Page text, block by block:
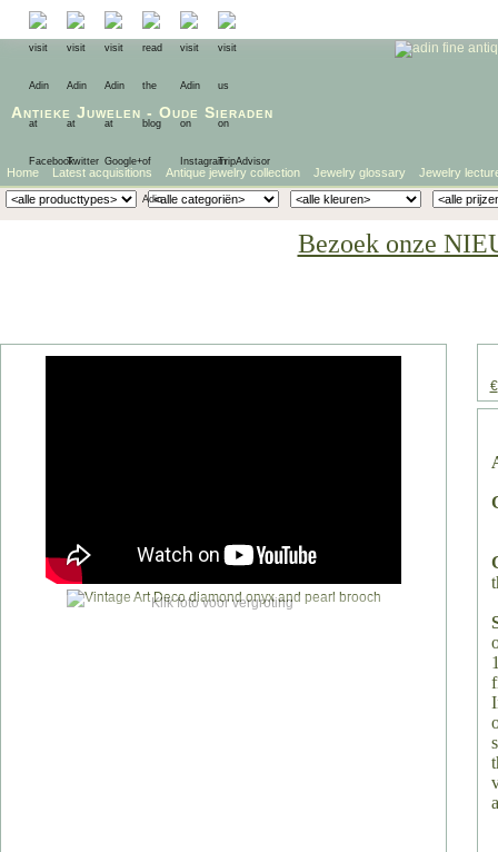
Antieke Juwelen - Oude Sieraden
Home Latest acquisitions Antique jewelry collection Jewelry glossary Jewelry
Bezoek onze
€
Klik foto voor vergroting